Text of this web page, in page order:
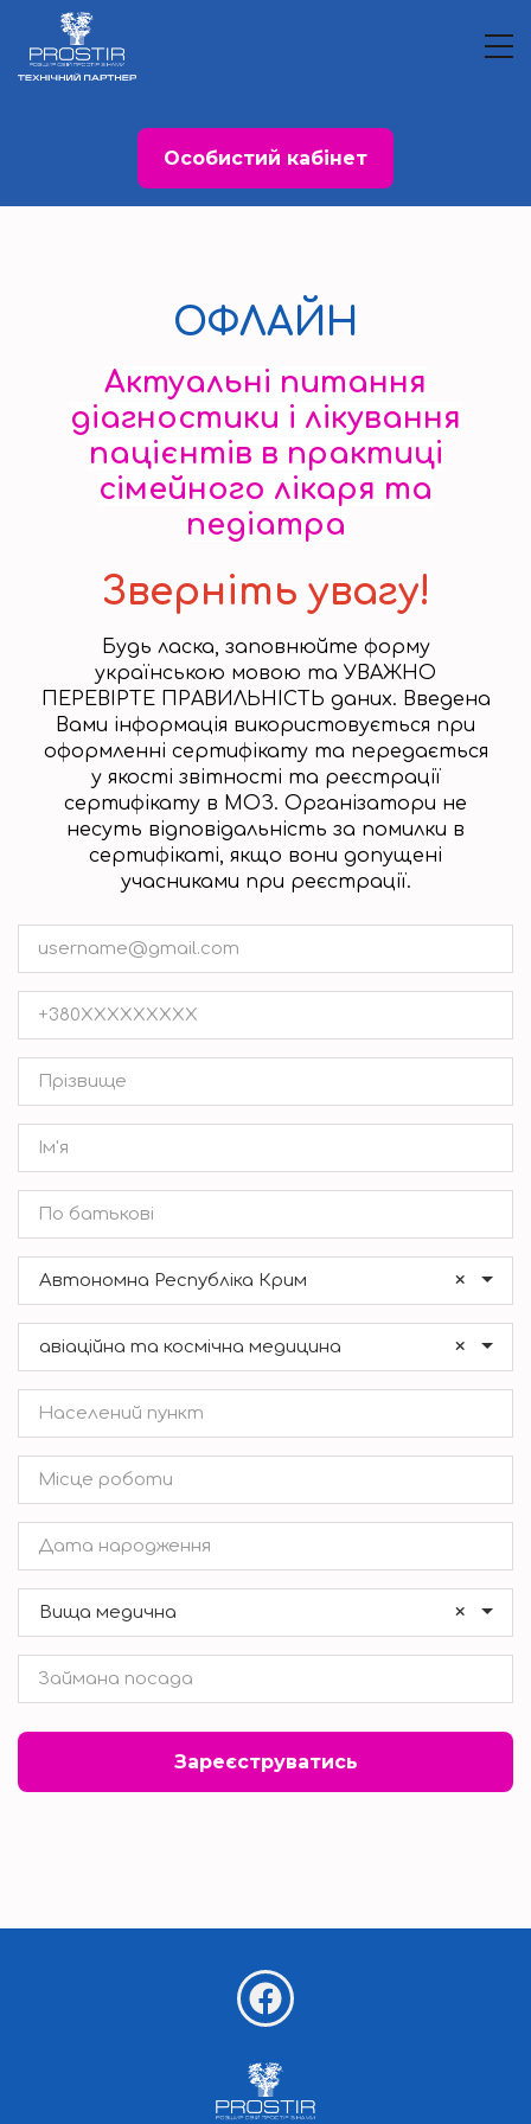
Особистий кабінет
ОФЛАЙН
Актуальні питання
діагностики і лікування
пацієнтів в практиці
сімейного лікаря та
педіатра
Зверніть увагу!
Будь ласка, заповнюйте форму
українською мовою та УВАЖНО
ПЕРЕВІРТЕ ПРАВИЛЬНІСТЬ даних. Введена
Вами інформація використовується при
оформленні сертифікату та передається
у якості звітності та реєстрації
сертифікату в МОЗ. Організатори не
несуть відповідальність за помилки в
сертифікаті, якщо вони допущені
учасниками при реєстрації.
Автономна Республіка Крим ×
авіаційна та космічна медицина ×
Вища медична ×
Зареєструватись